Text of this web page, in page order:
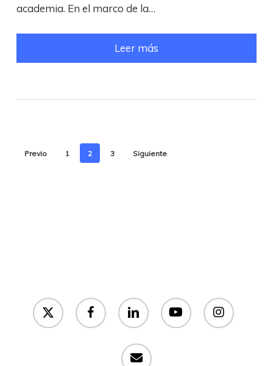
academia. En el marco de la…
Leer más
Previo 1 2 3 Siguiente
x-
twitter
facebook linkedin youtube instagram
email